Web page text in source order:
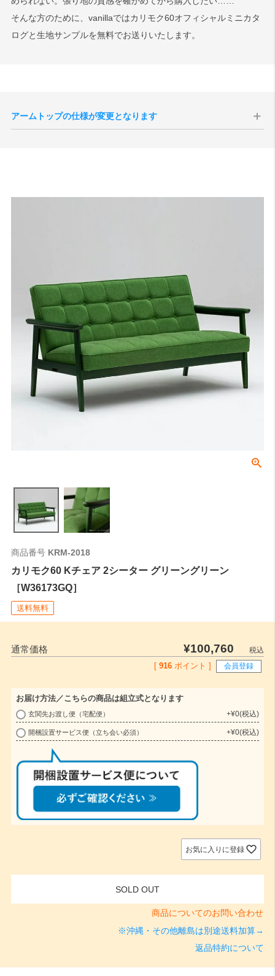
そんな方のために、vanillaではカリモク60オフィシャルミニカタ
ログと生地サンプルを無料でお送りいたします。
アームトップの仕様が変更となります
商品番号 KRM-2018
カリモク60 Kチェア 2シーター グリーングリーン
［W36173GQ］
送料無料
通常価格 ¥100,760
税込
[ 916 ポイント ] 会員登録
お届け方法／こちらの商品は組立式となります
)
玄関先お渡し便（宅配便） +¥0 税込
開梱設置サービス便（立ち会い必須） +¥0 税込
お気に入りに登録
SOLD OUT
商品についてのお問い合わせ
※沖縄・その他離島は別途送料加算→
返品特約について